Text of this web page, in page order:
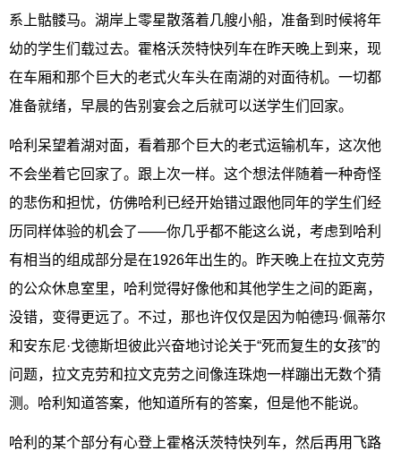
系上骷髅马。湖岸上零星散落着几艘小船，准备到时候将年
幼的学生们载过去。霍格沃茨特快列车在昨天晚上到来，现
在车厢和那个巨大的老式火车头在南湖的对面待机。一切都
准备就绪，早晨的告别宴会之后就可以送学生们回家。
哈利呆望着湖对面，看着那个巨大的老式运输机车，这次他
不会坐着它回家了。跟上次一样。这个想法伴随着一种奇怪
的悲伤和担忧，仿佛哈利已经开始错过跟他同年的学生们经
历同样体验的机会了——你几乎都不能这么说，考虑到哈利
有相当的组成部分是在1926年出生的。昨天晚上在拉文克劳
的公众休息室里，哈利觉得好像他和其他学生之间的距离，
没错，变得更远了。不过，那也许仅仅是因为帕德玛·佩蒂尔
和安东尼·戈德斯坦彼此兴奋地讨论关于“死而复生的女孩”的
问题，拉文克劳和拉文克劳之间像连珠炮一样蹦出无数个猜
测。哈利知道答案，他知道所有的答案，但是他不能说。
哈利的某个部分有心登上霍格沃茨特快列车，然后再用飞路